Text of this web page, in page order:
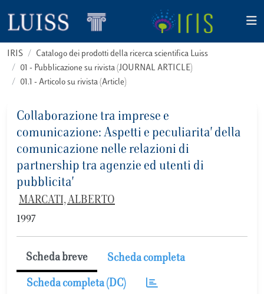
IRIS
Catalogo dei prodotti della ricerca scientifica Luiss
01 - Pubblicazione su rivista (JOURNAL ARTICLE)
01.1 - Articolo su rivista (Article)
Collaborazione tra imprese e
comunicazione: Aspetti e peculiarita' della
comunicazione nelle relazioni di
partnership tra agenzie ed utenti di
pubblicita'
MARCATI, ALBERTO
1997
Scheda breve Scheda completa
Scheda completa (DC)